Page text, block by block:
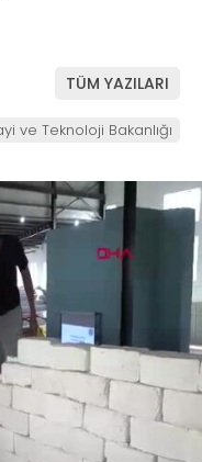
TÜM YAZILARI
ve Teknoloji Bakanlığı